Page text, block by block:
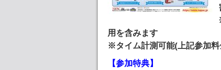
用を含みます
※タイム計測可能(上記参加
【参加特典】